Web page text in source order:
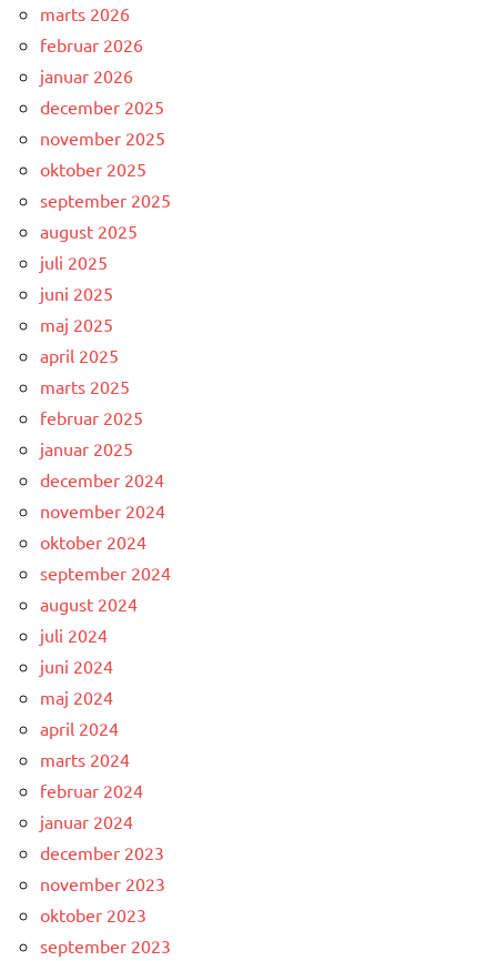
marts 2026
februar 2026
januar 2026
december 2025
november 2025
oktober 2025
september 2025
august 2025
juli 2025
juni 2025
maj 2025
april 2025
marts 2025
februar 2025
januar 2025
december 2024
november 2024
oktober 2024
september 2024
august 2024
juli 2024
juni 2024
maj 2024
april 2024
marts 2024
februar 2024
januar 2024
december 2023
november 2023
oktober 2023
september 2023